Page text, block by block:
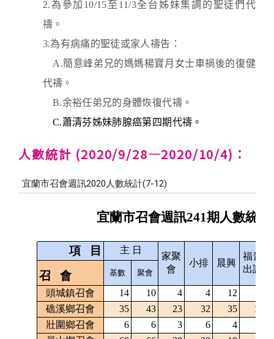
2.為參加10/15至11/3全台姊妹集調的聖徒們代
禱。
3.為有病痛的聖徒或家人禱告：
A.簡意峰弟兄的媽媽楊寶月女士車禍後的復健
代禱。
B.余裕任弟兄的身體恢復代禱。
C.蕭清芬姊妹肺腺癌第四期代禱。
人數統計 (2020/9/28—2020/10/4)：